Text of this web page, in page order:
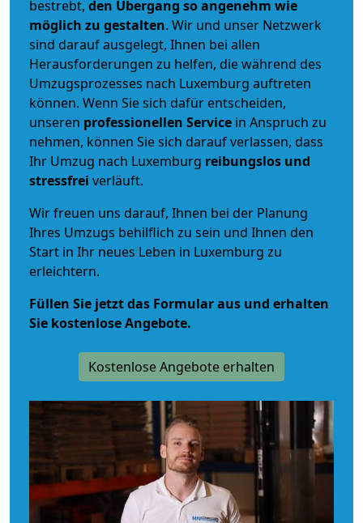
bestrebt, den Übergang so angenehm wie
möglich zu gestalten. Wir und unser Netzwerk
sind darauf ausgelegt, Ihnen bei allen
Herausforderungen zu helfen, die während des
Umzugsprozesses nach Luxemburg auftreten
können. Wenn Sie sich dafür entscheiden,
unseren professionellen Service in Anspruch zu
nehmen, können Sie sich darauf verlassen, dass
Ihr Umzug nach Luxemburg reibungslos und
stressfrei verläuft.
Wir freuen uns darauf, Ihnen bei der Planung
Ihres Umzugs behilflich zu sein und Ihnen den
Start in Ihr neues Leben in Luxemburg zu
erleichtern.
Füllen Sie jetzt das Formular aus und erhalten
Sie kostenlose Angebote.
Kostenlose Angebote erhalten